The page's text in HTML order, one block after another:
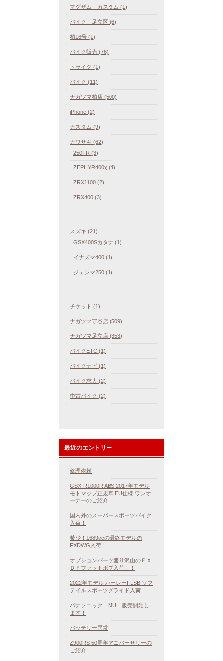
マグザム カスタム (1)
バイク 足立区 (6)
柏16号 (1)
バイク販売 (76)
トライク (1)
バイク (11)
ナガツマ柏店 (500)
iPhone (2)
カスタム (9)
カワサキ (62)
250TR (3)
ZEPHYR400χ (4)
ZRX1100 (2)
ZRX400 (3)
スズキ (21)
GSX400Sカタナ (1)
イナズマ400 (1)
ジェンマ250 (1)
チケット (1)
ナガツマ守谷店 (509)
ナガツマ足立店 (353)
バイクETC (1)
バイクナビ (1)
バイク求人 (2)
中古バイク (2)
最近のエントリー
修理依頼
GSX-R1000R ABS 2017年モデル
モトマップ正規車 EU仕様 ワンオ
ーナーのご紹介
国内外のスーパースポーツバイク
入荷！
希少！1689ccの最終モデルの
FXDWG入荷！
オプションパーツ盛り沢山のＦＸ
ＤＦファットボブ入荷！！
2022年モデル ハーレーFLSB ソフ
テイルスポーツグライド入荷
パナソニック MU 販売開始し
ます！
バッテリー異常
Z900RS 50周年アニバーサリーの
ご紹介